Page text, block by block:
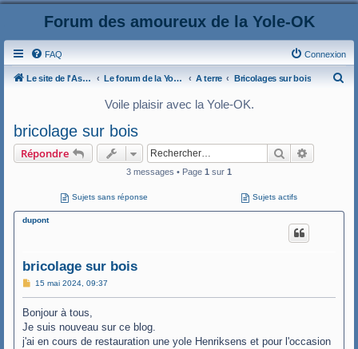
Forum des amoureux de la Yole-OK
FAQ Connexion
Le site de l'AspryOK Le forum de la Yole-OK A terre Bricolages sur bois
Voile plaisir avec la Yole-OK.
bricolage sur bois
Répondre Rechercher
3 messages • Page 1 sur 1
Sujets sans réponse Sujets actifs
dupont
bricolage sur bois
M
s
g
e
15 mai 2024, 09:37
Bonjour à tous,
Je suis nouveau sur ce blog.
j'ai en cours de restauration une yole Henriksens et pour l'occasion